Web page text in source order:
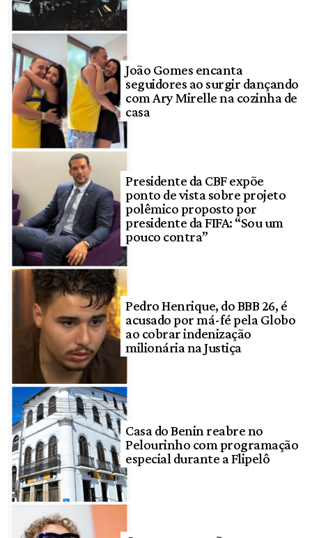
João Gomes encanta
seguidores ao surgir dançando
com Ary Mirelle na cozinha de
casa
Presidente da CBF expõe
ponto de vista sobre projeto
polêmico proposto por
presidente da FIFA: “Sou um
pouco contra”
Pedro Henrique, do BBB 26, é
acusado por má-fé pela Globo
ao cobrar indenização
milionária na Justiça
Casa do Benin reabre no
Pelourinho com programação
especial durante a Flipelô